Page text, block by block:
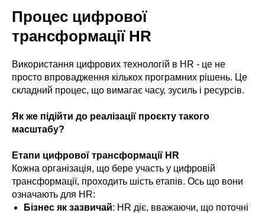
Процес цифрової
трансформації HR
Використання цифрових технологій в HR - це не
просто впровадження кількох програмних рішень. Це
складний процес, що вимагає часу, зусиль і ресурсів.
Як же підійти до реалізації проєкту такого
масштабу?
Етапи цифрової трансформації HR
Кожна організація, що бере участь у цифровій
трансформації, проходить шість етапів. Ось що вони
означають для HR:
Бізнес як зазвичай: HR діє, вважаючи, що поточні